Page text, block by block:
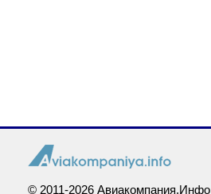
© 2011-2026 Авиакомпания.Инфо